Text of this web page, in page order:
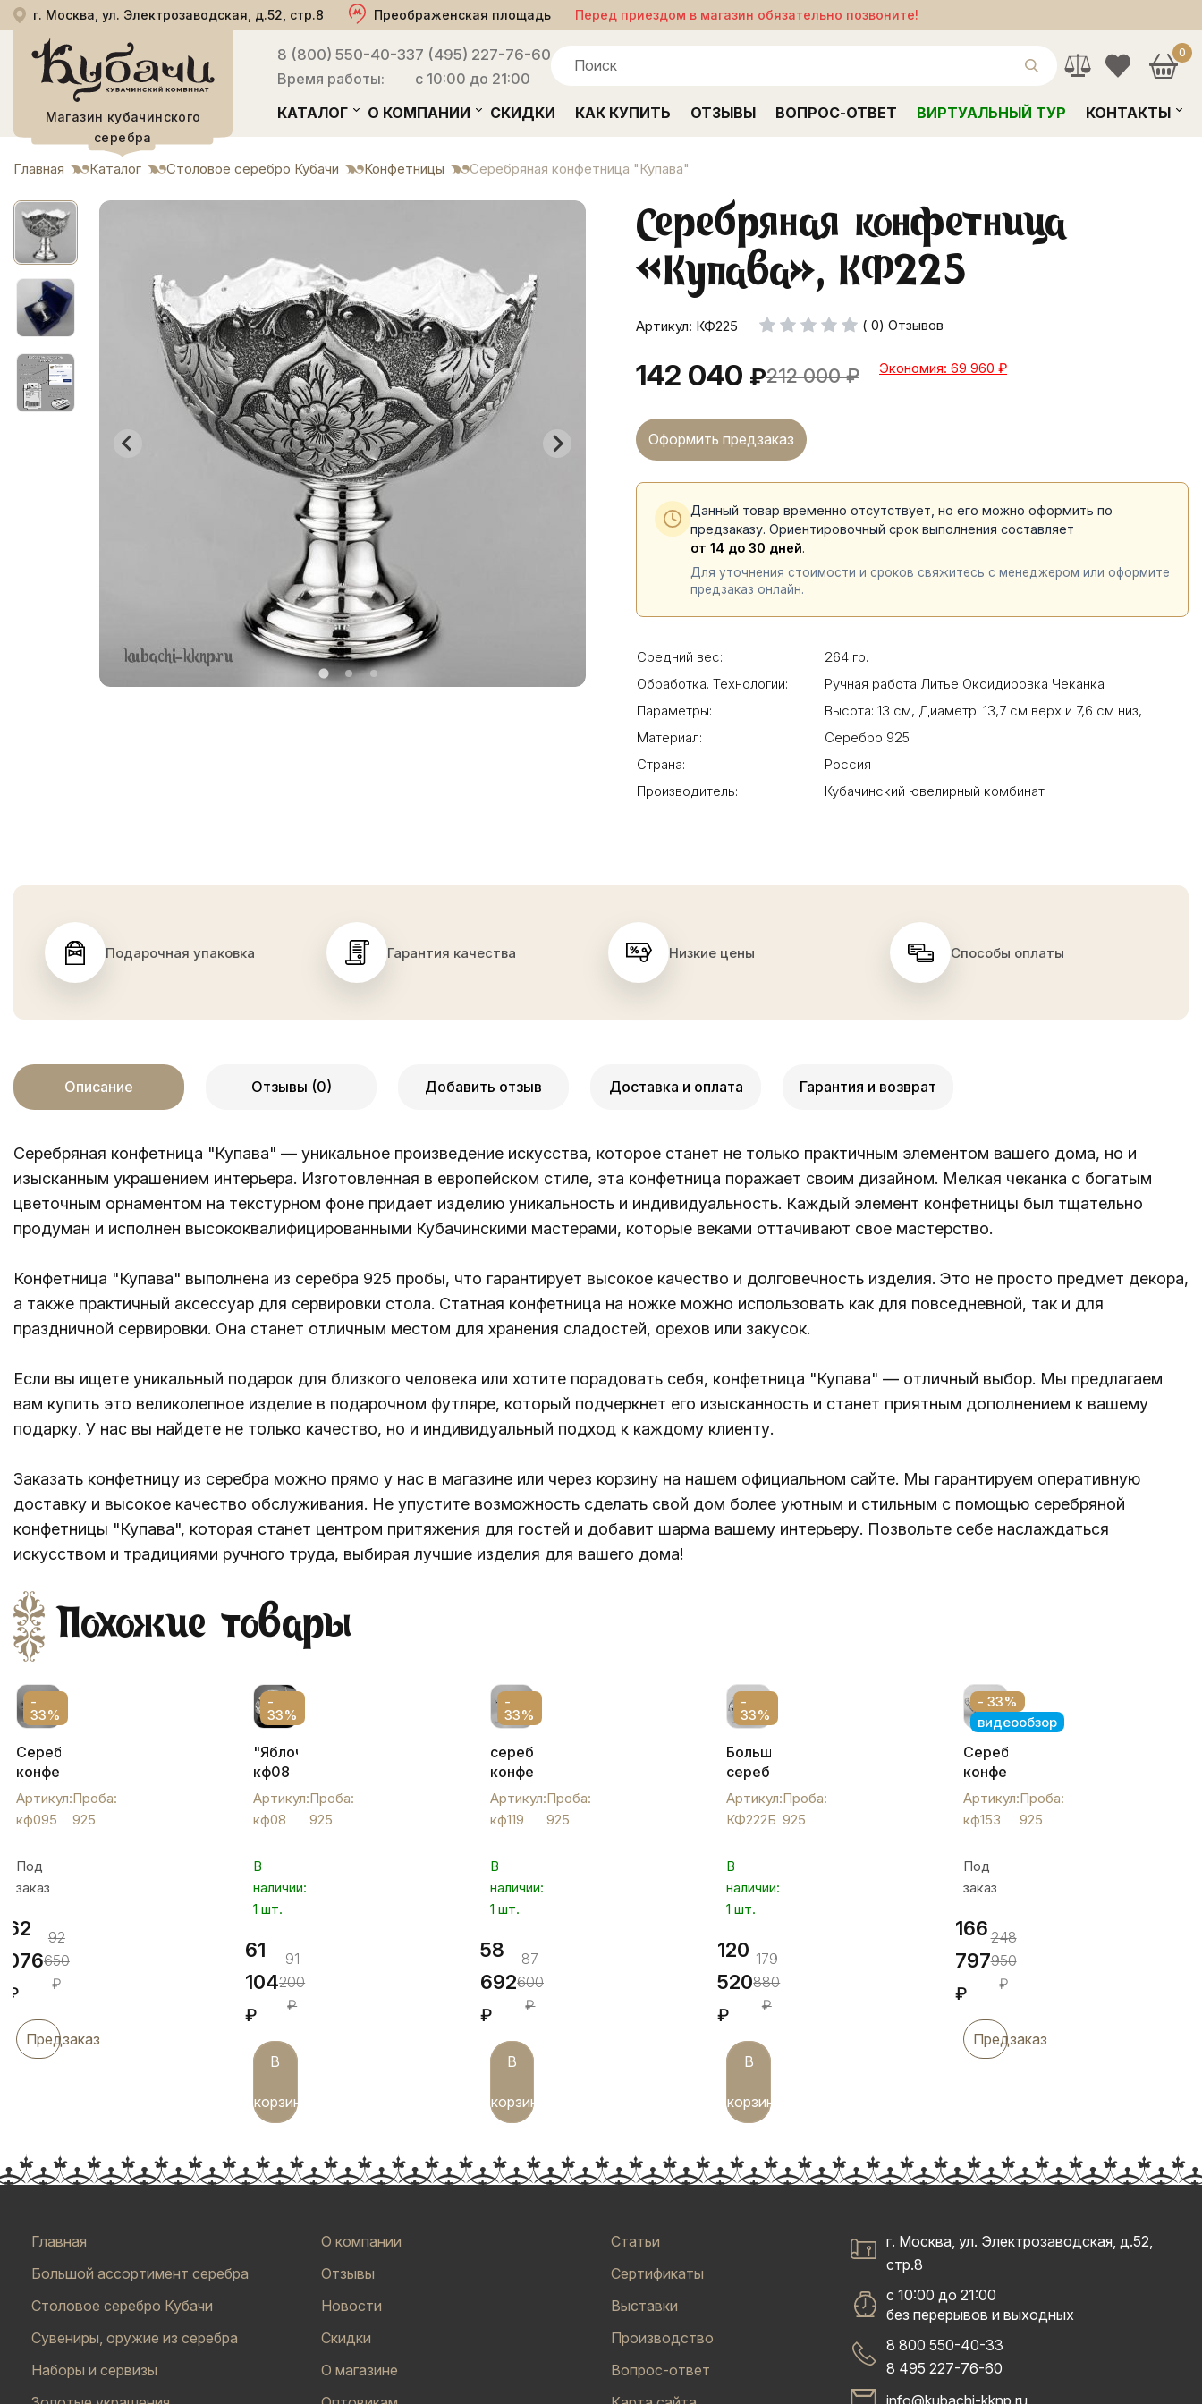
г. Москва, ул. Электрозаводская, д.52, стр.8 Преображенская площадь Перед приездом в магазин обязательно позвоните!
Магазин кубачинского
серебра
8 (800) 550-40-33
Время работы:
7 (495) 227-76-60
с 10:00 до 21:00
0
КАТАЛОГ О КОМПАНИИ СКИДКИ КАК КУПИТЬ ОТЗЫВЫ ВОПРОС-ОТВЕТ ВИРТУАЛЬНЫЙ ТУР КОНТАКТЫ
Главная Каталог Столовое серебро Кубачи Конфетницы Серебряная конфетница "Купава"
Серебряная конфетница
«Купава», КФ225
Артикул: КФ225 ( 0) Отзывов
142 040 ₽212 000 ₽ Экономия: 69 960 ₽
Оформить предзаказ
Данный товар временно отсутствует, но его можно оформить по
предзаказу. Ориентировочный срок выполнения составляет
от 14 до 30 дней.
Для уточнения стоимости и сроков свяжитесь с менеджером или оформите
предзаказ онлайн.
Средний вес:
264 гр.
Обработка. Технологии:
Ручная работа Литье Оксидировка Чеканка
Параметры:
Высота: 13 см, Диаметр: 13,7 см верх и 7,6 см низ,
Материал:
Серебро 925
Страна:
Россия
Производитель:
Кубачинский ювелирный комбинат
Подарочная упаковка Гарантия качества Низкие цены Способы оплаты
Описание Отзывы (0) Добавить отзыв Доставка и оплата Гарантия и возврат
Серебряная конфетница "Купава" — уникальное произведение искусства, которое станет не только практичным элементом вашего дома, но и
изысканным украшением интерьера. Изготовленная в европейском стиле, эта конфетница поражает своим дизайном. Мелкая чеканка с богатым
цветочным орнаментом на текстурном фоне придает изделию уникальность и индивидуальность. Каждый элемент конфетницы был тщательно
продуман и исполнен высококвалифицированными Кубачинскими мастерами, которые веками оттачивают свое мастерство.
Конфетница "Купава" выполнена из серебра 925 пробы, что гарантирует высокое качество и долговечность изделия. Это не просто предмет декора,
а также практичный аксессуар для сервировки стола. Статная конфетница на ножке можно использовать как для повседневной, так и для
праздничной сервировки. Она станет отличным местом для хранения сладостей, орехов или закусок.
Если вы ищете уникальный подарок для близкого человека или хотите порадовать себя, конфетница "Купава" — отличный выбор. Мы предлагаем
вам купить это великолепное изделие в подарочном футляре, который подчеркнет его изысканность и станет приятным дополнением к вашему
подарку. У нас вы найдете не только качество, но и индивидуальный подход к каждому клиенту.
Заказать конфетницу из серебра можно прямо у нас в магазине или через корзину на нашем официальном сайте. Мы гарантируем оперативную
доставку и высокое качество обслуживания. Не упустите возможность сделать свой дом более уютным и стильным с помощью серебряной
конфетницы "Купава", которая станет центром притяжения для гостей и добавит шарма вашему интерьеру. Позвольте себе наслаждаться
искусством и традициями ручного труда, выбирая лучшие изделия для вашего дома!
Похожие товары
-
33%
Серебряная
конфетница
«корзинка»
бол.,
кф095
Артикул:
кф095
Проба:
925
Под
заказ
62
076
₽
92
650
₽
Предзаказ
-
33%
"Яблочко",
кф08
Артикул:
кф08
Проба:
925
В
наличии:
1 шт.
61
104
₽
91
200
₽
В
корзину
-
33%
серебряная
конфетница
с
птичкой
средн.,
Артикул:
кф119
Проба:
925
В
наличии:
1 шт.
58
692
₽
87
600
₽
В
корзину
-
33%
Большя
серебряная
конфетница
"Розочка",
КФ222Б
Артикул:
КФ222Б
Проба:
925
В
наличии:
1 шт.
120
520
₽
179
880
₽
В
корзину
- 33%
видеообзор
Серебряная
конфетница
-
ладья
«Цветы»,
Артикул:
кф153
Проба:
925
Под
заказ
166
797
₽
248
950
₽
Предзаказ
Главная
Большой ассортимент серебра
Столовое серебро Кубачи
Сувениры, оружие из серебра
Наборы и сервизы
О компании
Отзывы
Новости
Скидки
О магазине
Статьи
Сертификаты
Выставки
Производство
Вопрос-ответ
г. Москва, ул. Электрозаводская, д.52,
стр.8
с 10:00 до 21:00
без перерывов и выходных
8 800 550-40-33
8 495 227-76-60
info@kubachi-kknp.ru